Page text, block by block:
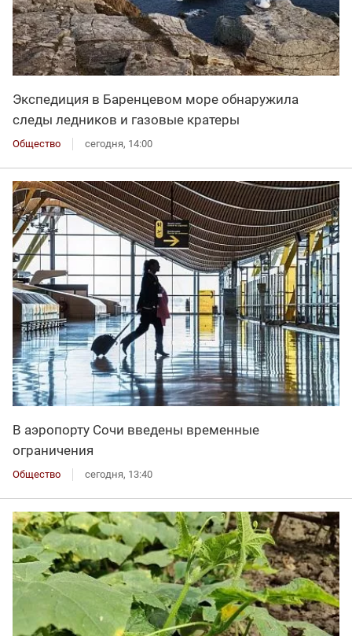
Экспедиция в Баренцевом море обнаружила
следы ледников и газовые кратеры
Общество сегодня, 14:00
В аэропорту Сочи введены временные
ограничения
Общество сегодня, 13:40